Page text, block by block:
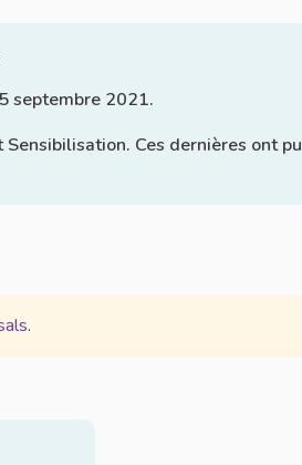
septembre 2021.
Ces dernières ont pu
.